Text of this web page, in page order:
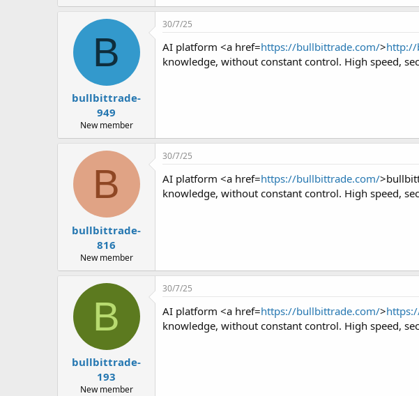
B
bullbittrade-
949
New member
30/7/25
AI platform <a href=https://bullbittrade.com/>http://
knowledge, without constant control. High speed,
B
bullbittrade-
816
New member
30/7/25
AI platform <a href=https://bullbittrade.com/
knowledge, without constant control. High speed,
B
bullbittrade-
193
New member
30/7/25
AI platform <a href=https://bullbittrade.com/>
knowledge, without constant control. High speed,